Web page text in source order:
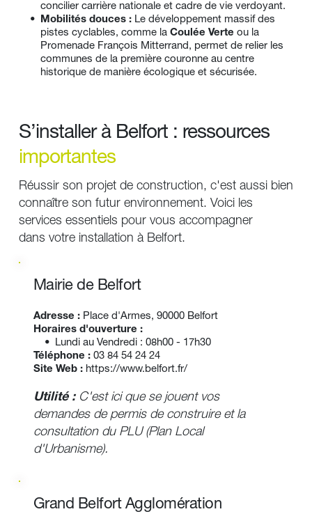
concilier carrière nationale et cadre de vie verdoyant.
Mobilités douces : Le développement massif des
pistes cyclables, comme la Coulée Verte ou la
Promenade François Mitterrand, permet de relier les
communes de la première couronne au centre
historique de manière écologique et sécurisée.
S’installer à Belfort : ressources
importantes
Réussir son projet de construction, c'est aussi bien
connaître son futur environnement. Voici les
services essentiels pour vous accompagner
dans votre installation à Belfort.
Mairie de Belfort
Adresse : Place d'Armes, 90000 Belfort
Horaires d'ouverture :
Lundi au Vendredi : 08h00 - 17h30
Téléphone : 03 84 54 24 24
Site Web : https://www.belfort.fr/
Utilité : C'est ici que se jouent vos
demandes de permis de construire et la
consultation du PLU (Plan Local
d'Urbanisme).
Grand Belfort Agglomération